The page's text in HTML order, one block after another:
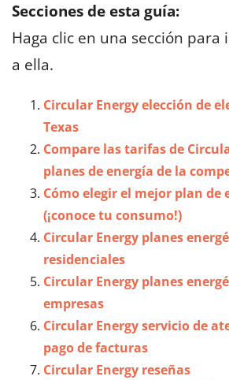
Secciones de esta guía:
Haga clic en una sección
a ella.
Circular Energy elección de
Texas
Compare las tarifas de
planes de energía de la
Cómo elegir el mejor plan de
(¡conoce tu consumo!)
Circular Energy planes
residenciales
Circular Energy planes
empresas
Circular Energy servicio de
pago de facturas
Circular Energy reseñas